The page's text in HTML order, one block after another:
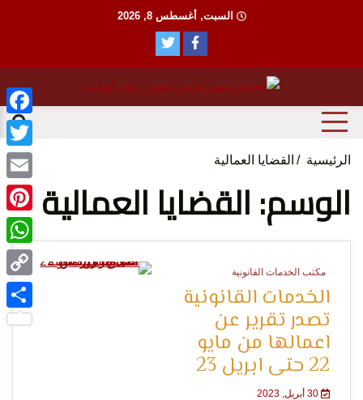
السبت, أغسطس 8, 2026
الحق
منظمة حقوقية مصرية تدافع عن حقوق الانسان
الرئيسية القضايا العمالية
الوسم: القضايا العمالية
مكتب الخدمات القانونية
الخدمات القانونية
تصدر تقرير عن
اعمالها من مايو
22 حتى ابريل 23
30 أبريل, 2023
Email
Copy
Link